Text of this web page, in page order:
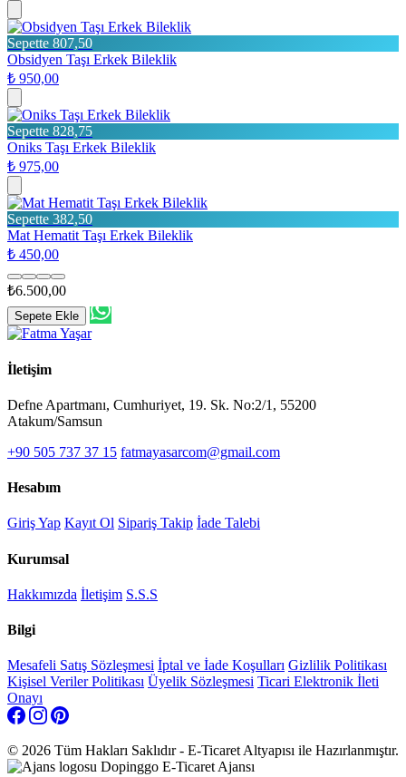
Sepette 807,50
Obsidyen Taşı Erkek Bileklik
₺ 950,00
Sepette 828,75
Oniks Taşı Erkek Bileklik
₺ 975,00
Sepette 382,50
Mat Hematit Taşı Erkek Bileklik
₺ 450,00
₺6.500,00
Sepete Ekle
İletişim
Defne Apartmanı, Cumhuriyet, 19. Sk. No:2/1, 55200
Atakum/Samsun
+90 505 737 37 15 fatmayasarcom@gmail.com
Hesabım
Giriş Yap Kayıt Ol Sipariş Takip İade Talebi
Kurumsal
Hakkımızda İletişim S.S.S
Bilgi
Mesafeli Satış Sözleşmesi İptal ve İade Koşulları Gizlilik Politikası
Kişisel Veriler Politikası Üyelik Sözleşmesi Ticari Elektronik İleti
Onayı
© 2026 Tüm Hakları Saklıdır - E-Ticaret Altyapısı ile Hazırlanmıştır.
Dopinggo E-Ticaret Ajansı